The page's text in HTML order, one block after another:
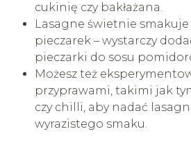
cukinię czy bakłażana.
Lasagne świetnie
pieczarek – wystarczy
pieczarki do sosu
Możesz też
przyprawami, takimi jak
czy chilli, aby nadać
wyrazistego smaku.